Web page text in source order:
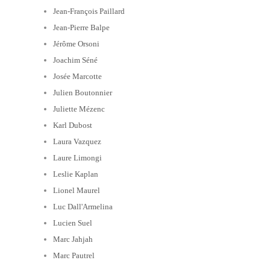
Jean-François Paillard
Jean-Pierre Balpe
Jérôme Orsoni
Joachim Séné
Josée Marcotte
Julien Boutonnier
Juliette Mézenc
Karl Dubost
Laura Vazquez
Laure Limongi
Leslie Kaplan
Lionel Maurel
Luc Dall'Armelina
Lucien Suel
Marc Jahjah
Marc Pautrel